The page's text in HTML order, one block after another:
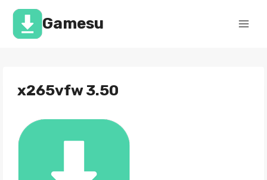
Перейти
содержимомуGamesu
x265vfw 3.50